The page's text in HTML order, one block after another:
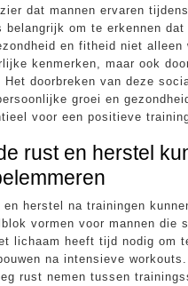
dat mannen ervaren
om te erkennen dat
en fitheid niet alleen
kenmerken, maar ook
doorbreken van deze
groei en
voor een positieve
rust en herstel
herstel na trainingen
vormen voor mannen die
lichaam heeft tijd nodig om
na intensieve
rust nemen tussen